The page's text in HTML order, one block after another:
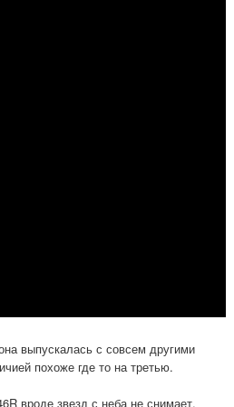
выпускалась с совсем другими
похоже где то на третью.
вроде звезд с неба не снимает,